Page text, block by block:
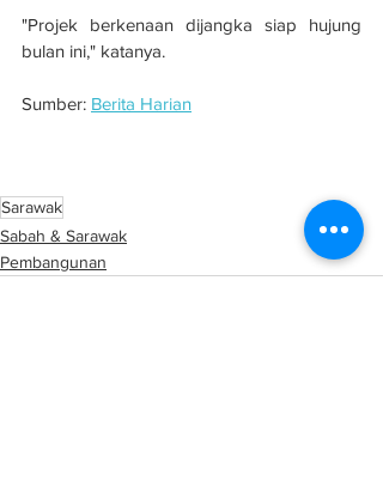
"Projek berkenaan dijangka siap hujung
bulan ini," katanya.
Sumber: Berita Harian
Sarawak
Sabah & Sarawak
Pembangunan